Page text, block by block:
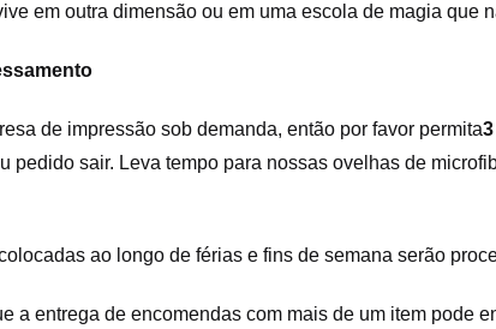
em outra dimensão ou em uma escola de magia que
de impressão sob demanda, então por favor permita
pedido sair. Leva tempo para nossas ovelhas de
ao longo de férias e fins de semana serão
a entrega de encomendas com mais de um item pode